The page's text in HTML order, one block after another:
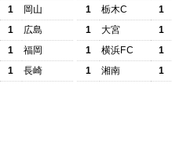
1
岡山
1
広島
1
福岡
1 長崎
1
栃木C
1
1
大宮
1
1
横浜FC
1
1
湘南 1